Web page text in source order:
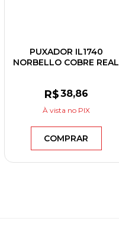
PUXADOR IL1740
NORBELLO COBRE REAL
R$38,86
À vista no PIX
COMPRAR